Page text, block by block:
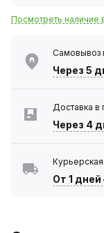
Посмотреть наличие
Самовывоз
Через 5
Доставка в
Через 4
Курьерская
От 1 дней